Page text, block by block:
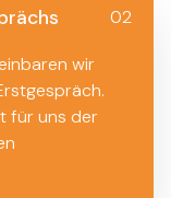
02
wir
für uns der